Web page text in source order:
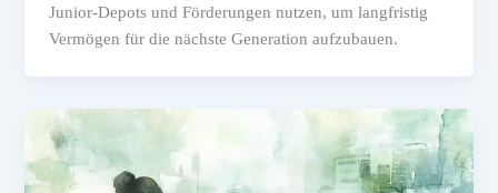
Junior-Depots und Förderungen nutzen, um langfristig
Vermögen für die nächste Generation aufzubauen.